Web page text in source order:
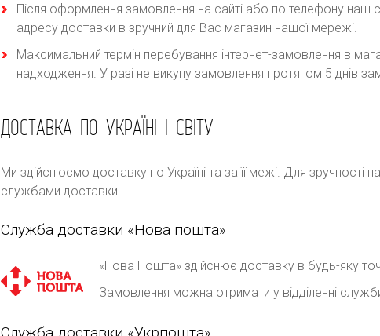
Після оформлення замовлення на сайті або по телефону наш
адресу доставки в зручний для Вас магазин нашої мережі.
Максимальний термін перебування інтернет-замовлення в
надходження. У разі не викупу замовлення протягом 5 днів
ДОСТАВКА ПО УКРАЇНІ І СВІТУ
Ми здійснюємо доставку по Україні та за її межі. Для зручності
службами доставки.
Служба доставки «Нова пошта»
«Нова Пошта» здійснює доставку в будь-яку
Замовлення можна отримати у відділенні